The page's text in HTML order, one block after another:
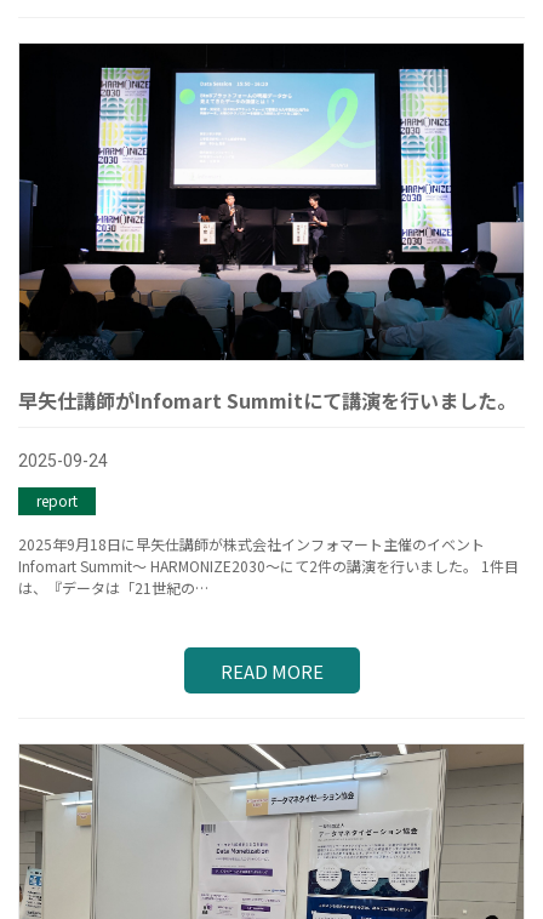
早矢仕講師がInfomart Summitにて講演を行いました。
2025-09-24
report
2025年9月18日に早矢仕講師が株式会社インフォマート主催のイベント
Infomart Summit〜 HARMONIZE2030〜にて2件の講演を行いました。 1件目
は、『データは「21世紀の…
READ MORE